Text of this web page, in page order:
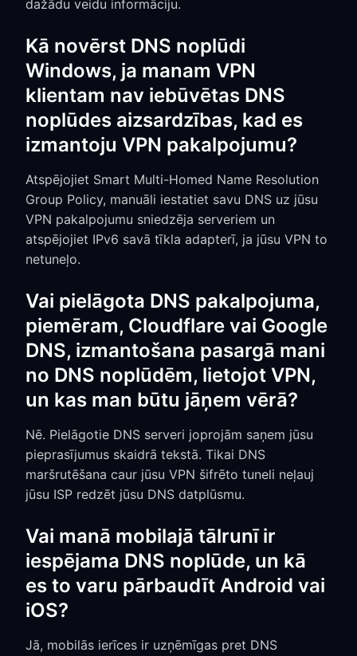
dažādu veidu informāciju.
Kā novērst DNS noplūdi
Windows, ja manam VPN
klientam nav iebūvētas DNS
noplūdes aizsardzības, kad es
izmantoju VPN pakalpojumu?
Atspējojiet Smart Multi-Homed Name Resolution
Group Policy, manuāli iestatiet savu DNS uz jūsu
VPN pakalpojumu sniedzēja serveriem un
atspējojiet IPv6 savā tīkla adapterī, ja jūsu VPN to
netuneļo.
Vai pielāgota DNS pakalpojuma,
piemēram, Cloudflare vai Google
DNS, izmantošana pasargā mani
no DNS noplūdēm, lietojot VPN,
un kas man būtu jāņem vērā?
Nē. Pielāgotie DNS serveri joprojām saņem jūsu
pieprasījumus skaidrā tekstā. Tikai DNS
maršrutēšana caur jūsu VPN šifrēto tuneli neļauj
jūsu ISP redzēt jūsu DNS datplūsmu.
Vai manā mobilajā tālrunī ir
iespējama DNS noplūde, un kā
es to varu pārbaudīt Android vai
iOS?
Jā, mobilās ierīces ir uzņēmīgas pret DNS